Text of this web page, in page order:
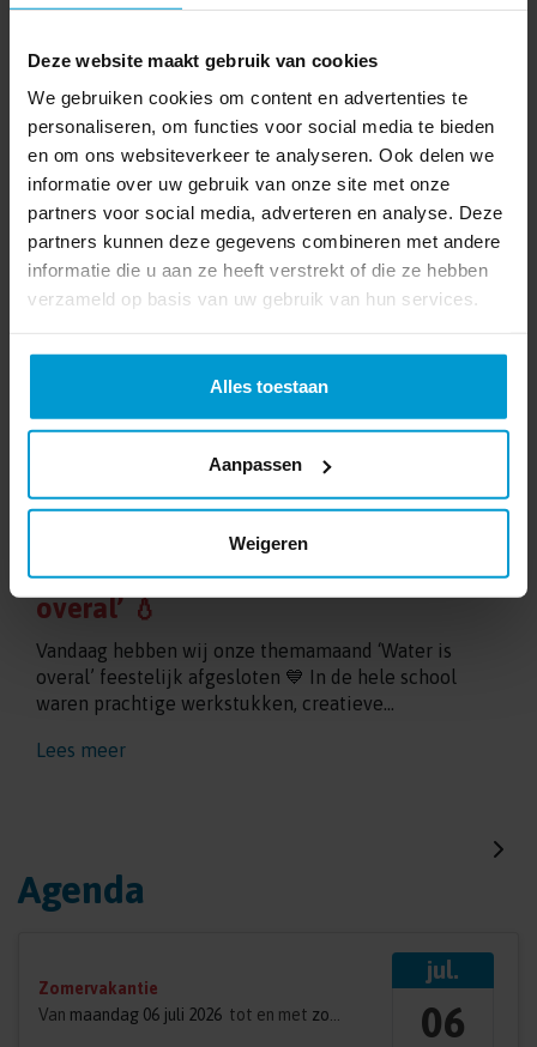
Deze website maakt gebruik van cookies
We gebruiken cookies om content en advertenties te
personaliseren, om functies voor social media te bieden
en om ons websiteverkeer te analyseren. Ook delen we
informatie over uw gebruik van onze site met onze
partners voor social media, adverteren en analyse. Deze
partners kunnen deze gegevens combineren met andere
informatie die u aan ze heeft verstrekt of die ze hebben
verzameld op basis van uw gebruik van hun services.
Alles toestaan
Aanpassen
Weigeren
de scholierenveldloop! Er zijn ook een hoop
kinderen in de...
Lees meer
26
MRT.
Afsluiting themamaand ‘water is
overal’ 💧
Vandaag hebben wij onze themamaand ‘Water is
overal’ feestelijk afgesloten 💙 In de hele school
waren prachtige werkstukken, creatieve...
Lees meer
Agenda
Zomervakantie
Van maandag 06 juli 2026 tot en met zondag 16 augustus 2026
jul.
06